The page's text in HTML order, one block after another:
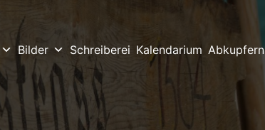
Bilder Schreiberei Kalendarium Abkupfern